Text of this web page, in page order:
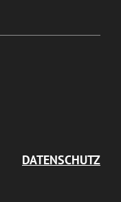
DATENSCHUTZ